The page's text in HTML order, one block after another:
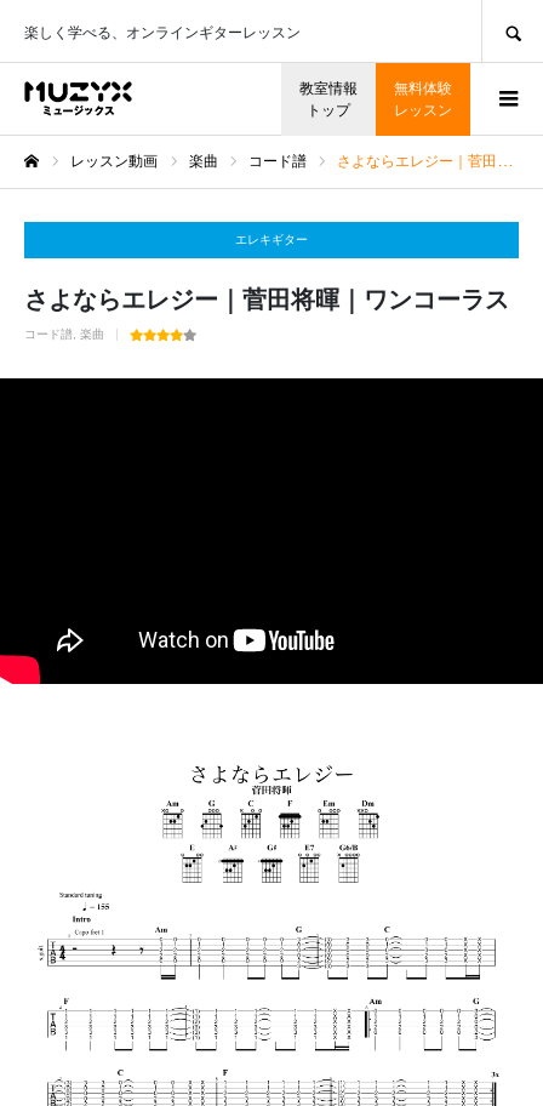
楽しく学べる、オンラインギターレッスン
教室情報
トップ
無料体験
レッスン
レッスン動画 楽曲 コード譜 さよならエレジー｜菅田将暉｜ワンコーラス
エレキギター
さよならエレジー｜菅田将暉｜ワンコーラス
コード譜 楽曲